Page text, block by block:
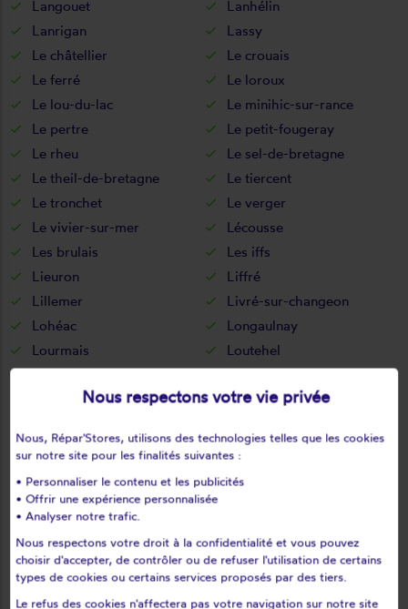
Langouet
Lanhélin
Lanrigan
Lassy
Le châtellier
Le crouais
Le ferré
Le loroux
Le lou-du-lac
Le minihic-sur-rance
Le pertre
Le petit-fougeray
Le rheu
Le sel-de-bretagne
Le theil-de-bretagne
Le tiercent
Le tronchet
Le verger
Le vivier-sur-mer
Lécousse
Les brulais
Les iffs
Lieuron
Liffré
Lillemer
Livré-sur-changeon
Lohéac
Longaulnay
Lourmais
Loutehel
Louvigné-de-bais
Louvigné-du-désert
L'hermitage
Marpiré
Martigné-ferchaud
Maure-de-bretagne
Maxent
Mecé
Meillac
Mellé
Mernel
Mesnil-Roc'h
Mézières-sur-couesnon
Miniac-morvan
Miniac-sous-bécherel
Nous respectons votre vie privée
Nous, Répar'Stores, utilisons des technologies telles que les cookies
sur notre site pour les finalités suivantes :
• Personnaliser le contenu et les publicités
• Offrir une expérience personnalisée
• Analyser notre trafic.
Nous respectons votre droit à la confidentialité et vous pouvez
choisir d'accepter, de contrôler ou de refuser l'utilisation de certains
types de cookies ou certains services proposés par des tiers.
Le refus des cookies n'affectera pas votre navigation sur notre site